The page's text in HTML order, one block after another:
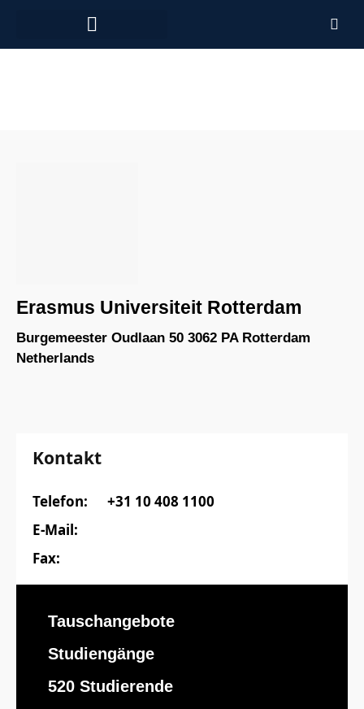
Erasmus Universiteit Rotterdam
Burgemeester Oudlaan 50 3062 PA Rotterdam
Netherlands
Kontakt
Telefon:
+31 10 408 1100
E-Mail:
Fax:
Tauschangebote
Studiengänge
520 Studierende